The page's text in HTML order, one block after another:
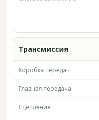
Трансмиссия
Коробка передач
Главная передача
Сцепление